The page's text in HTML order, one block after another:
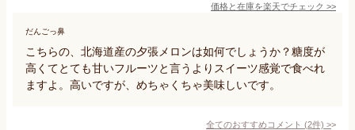
価格と在庫を楽天でチェック >>
だんごっ鼻
こちらの、北海道産の夕張メロンは如何でしょうか？糖度が
高くてとても甘いフルーツと言うよりスイーツ感覚で食べれ
ますよ。高いですが、めちゃくちゃ美味しいです。
全てのおすすめコメント (2件) >